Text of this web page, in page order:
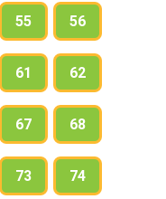
55 56
61 62
67 68
73 74